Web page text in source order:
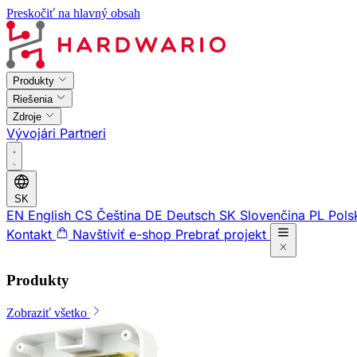
Preskočiť na hlavný obsah
Produkty
Riešenia
Zdroje
Vývojári Partneri
SK
EN English CS Čeština DE Deutsch SK Slovenčina PL
Kontakt
Navštíviť e-shop Prebrať projekt
Produkty
Zobraziť všetko